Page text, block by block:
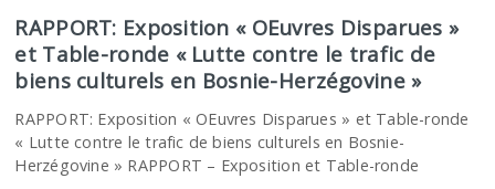
RAPPORT: Exposition « OEuvres Disparues »
et Table-ronde « Lutte contre le trafic de
biens culturels en Bosnie-Herzégovine »
RAPPORT: Exposition « OEuvres Disparues » et Table-ronde
« Lutte contre le trafic de biens culturels en Bosnie-
Herzégovine » RAPPORT – Exposition et Table-ronde